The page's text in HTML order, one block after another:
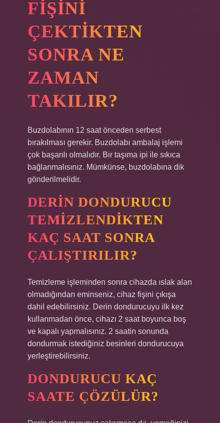
FIŞINI
ÇEKTIKTEN
SONRA NE
ZAMAN
TAKILIR?
Buzdolabının 12 saat önceden serbest
bırakılması gerekir. Buzdolabı ambalaj işlemi
çok başarılı olmalıdır. Bir taşıma ipi ile sıkıca
bağlanmalısınız. Mümkünse, buzdolabına dik
gönderilmelidir.
DERIN DONDURUCU
TEMIZLENDIKTEN
KAÇ SAAT SONRA
ÇALIŞTIRILIR?
Temizleme işleminden sonra cihazda ıslak alan
olmadığından eminseniz, cihaz fişini çıkışa
dahil edebilirsiniz. Derin dondurucuyu ilk kez
kullanmadan önce, cihazı 2 saat boyunca boş
ve kapalı yapmalısınız. 2 saatin sonunda
dondurmak istediğiniz besinleri dondurucuya
yerleştirebilirsiniz.
DONDURUCU KAÇ
SAATE ÇÖZÜLÜR?